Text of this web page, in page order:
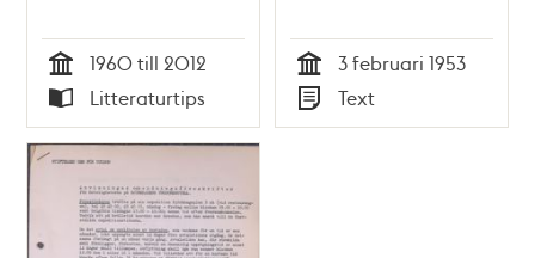
Tid
1960 till 2012
Typ
Litteraturtips Tid
3 februari 1953
Typ
Text